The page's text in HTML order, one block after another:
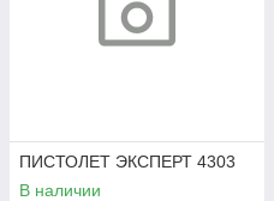
ПИСТОЛЕТ ЭКСПЕРТ 4303
В наличии